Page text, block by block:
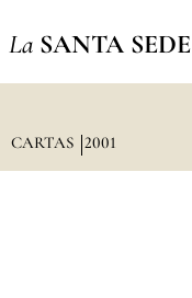
La SANTA SEDE
CARTAS 2001